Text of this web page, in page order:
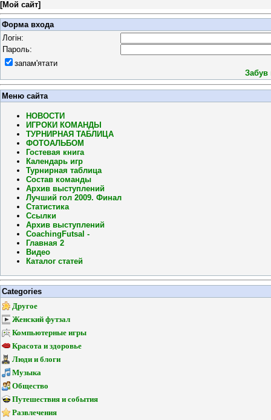
[Мой сайт]
Форма входа
Логін:
Пароль:
запам'ятати
Забув
Меню сайта
НОВОСТИ
ИГРОКИ КОМАНДЫ
ТУРНИРНАЯ ТАБЛИЦА
ФОТОАЛЬБОМ
Гостевая книга
Календарь игр
Турнирная таблица
Состав команды
Архив выступлений
Лучший гол 2009. Финал
Статистика
Ссылки
Архив выступлений
CoachingFutsal -
Главная 2
Видео
Каталог статей
Categories
Другое
Женский футзал
Компьютерные игры
Красота и здоровье
Люди и блоги
Музыка
Общество
Путешествия и события
Развлечения